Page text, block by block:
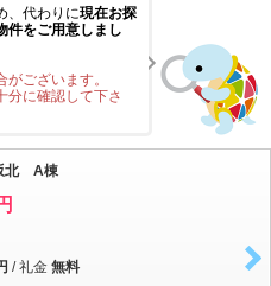
、代わりに現在お探
件をご用意しまし
ございます。
分に確認して下さ
北 A棟
/ 礼金 無料